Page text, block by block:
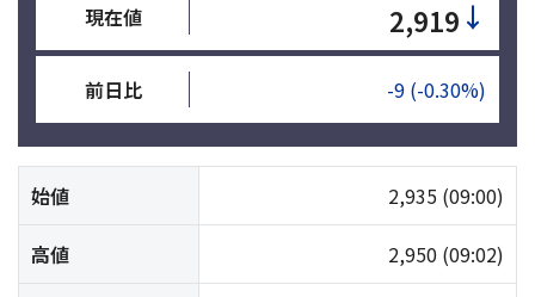
現在値 2,919 ↓
前日比 -9 (-0.30%)
始値 2,935 (09:00)
高値 2,950 (09:02)